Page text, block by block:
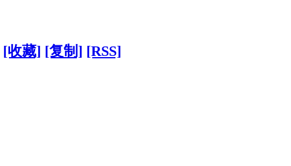
[收藏] [复制] [RSS]